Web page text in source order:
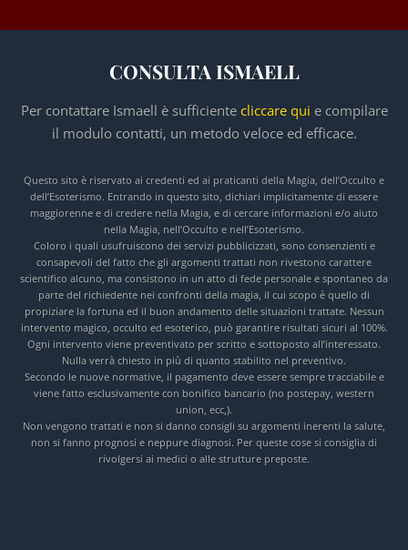
CONSULTA ISMAELL
Per contattare Ismaell è sufficiente cliccare qui e compilare
il modulo contatti, un metodo veloce ed efficace.
Questo sito è riservato ai credenti ed ai praticanti della Magia, dell’Occulto e
dell’Esoterismo. Entrando in questo sito, dichiari implicitamente di essere
maggiorenne e di credere nella Magia, e di cercare informazioni e/o aiuto
nella Magia, nell’Occulto e nell’Esoterismo.
Coloro i quali usufruiscono dei servizi pubblicizzati, sono consenzienti e
consapevoli del fatto che gli argomenti trattati non rivestono carattere
scientifico alcuno, ma consistono in un atto di fede personale e spontaneo da
parte del richiedente nei confronti della magia, il cui scopo è quello di
propiziare la fortuna ed il buon andamento delle situazioni trattate. Nessun
intervento magico, occulto ed esoterico, può garantire risultati sicuri al 100%.
Ogni intervento viene preventivato per scritto e sottoposto all’interessato.
Nulla verrà chiesto in più di quanto stabilito nel preventivo.
Secondo le nuove normative, il pagamento deve essere sempre tracciabile e
viene fatto esclusivamente con bonifico bancario (no postepay, western
union, ecc,).
Non vengono trattati e non si danno consigli su argomenti inerenti la salute,
non si fanno prognosi e neppure diagnosi. Per queste cose si consiglia di
rivolgersi ai medici o alle strutture preposte.